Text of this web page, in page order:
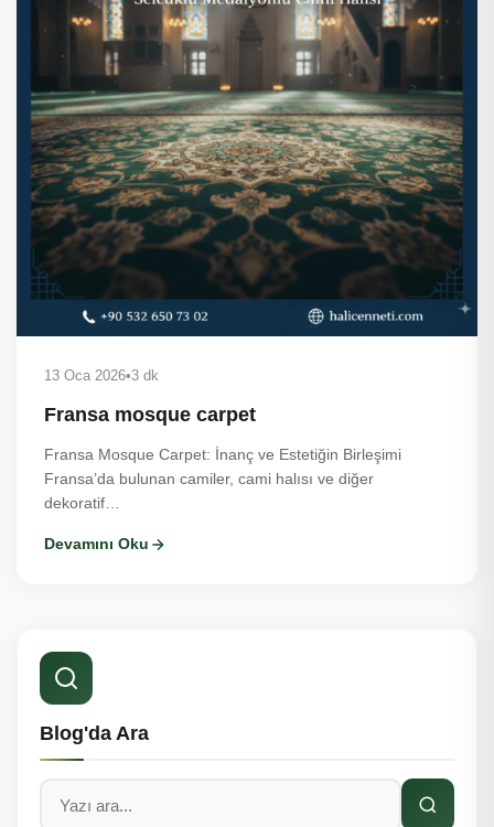
13 Oca 2026•3 dk
Fransa mosque carpet
Fransa Mosque Carpet: İnanç ve Estetiğin Birleşimi
Fransa’da bulunan camiler, cami halısı ve diğer
dekoratif…
Devamını Oku
Blog'da Ara